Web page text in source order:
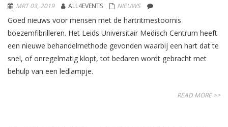
MRT 03, 2019 ALL4EVENTS NIEUWS
Goed nieuws voor mensen met de hartritmestoornis
boezemfibrilleren. Het Leids Universitair Medisch Centrum heeft
een nieuwe behandelmethode gevonden waarbij een hart dat te
snel, of onregelmatig klopt, tot bedaren wordt gebracht met
behulp van een ledlampje.
READ MORE >>